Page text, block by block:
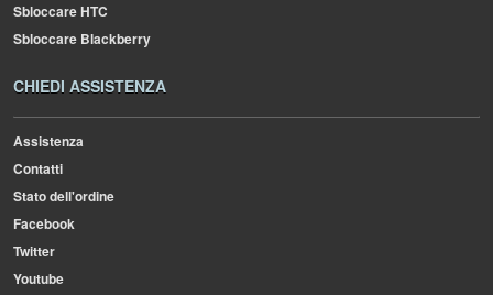
Sbloccare HTC
Sbloccare Blackberry
CHIEDI ASSISTENZA
Assistenza
Contatti
Stato dell'ordine
Facebook
Twitter
Youtube